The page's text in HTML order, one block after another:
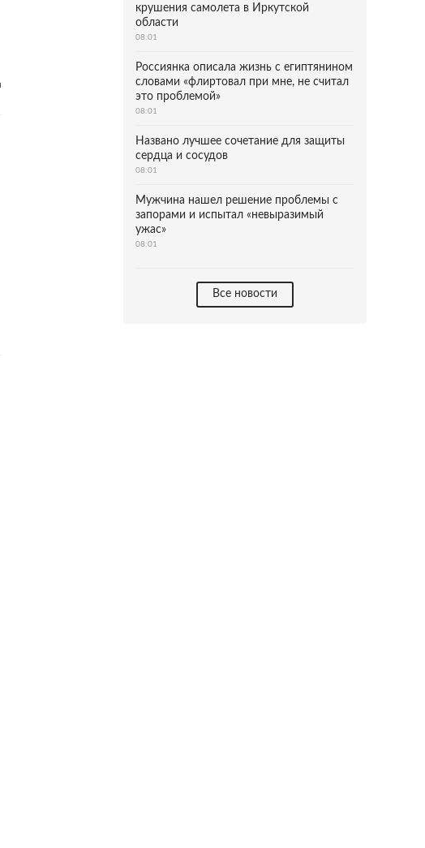
крушения самолета в Иркутской
области
08:01
Россиянка описала жизнь с египтянином
словами «флиртовал при мне, не считал
это проблемой»
08:01
Названо лучшее сочетание для защиты
сердца и сосудов
08:01
Мужчина нашел решение проблемы с
запорами и испытал «невыразимый
ужас»
08:01
Все новости